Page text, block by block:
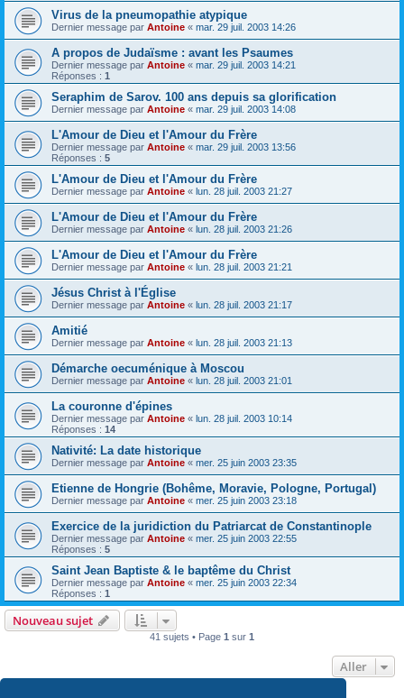
Virus de la pneumopathie atypique
Dernier message par Antoine « mar. 29 juil. 2003 14:26
A propos de Judaïsme : avant les Psaumes
Dernier message par Antoine « mar. 29 juil. 2003 14:21
Réponses : 1
Seraphim de Sarov. 100 ans depuis sa glorification
Dernier message par Antoine « mar. 29 juil. 2003 14:08
L'Amour de Dieu et l'Amour du Frère
Dernier message par Antoine « mar. 29 juil. 2003 13:56
Réponses : 5
L'Amour de Dieu et l'Amour du Frère
Dernier message par Antoine « lun. 28 juil. 2003 21:27
L'Amour de Dieu et l'Amour du Frère
Dernier message par Antoine « lun. 28 juil. 2003 21:26
L'Amour de Dieu et l'Amour du Frère
Dernier message par Antoine « lun. 28 juil. 2003 21:21
Jésus Christ à l'Église
Dernier message par Antoine « lun. 28 juil. 2003 21:17
Amitié
Dernier message par Antoine « lun. 28 juil. 2003 21:13
Démarche oecuménique à Moscou
Dernier message par Antoine « lun. 28 juil. 2003 21:01
La couronne d'épines
Dernier message par Antoine « lun. 28 juil. 2003 10:14
Réponses : 14
Nativité: La date historique
Dernier message par Antoine « mer. 25 juin 2003 23:35
Etienne de Hongrie (Bohême, Moravie, Pologne, Portugal)
Dernier message par Antoine « mer. 25 juin 2003 23:18
Exercice de la juridiction du Patriarcat de Constantinople
Dernier message par Antoine « mer. 25 juin 2003 22:55
Réponses : 5
Saint Jean Baptiste & le baptême du Christ
Dernier message par Antoine « mer. 25 juin 2003 22:34
Réponses : 1
Nouveau sujet
41 sujets • Page 1 sur 1
Aller